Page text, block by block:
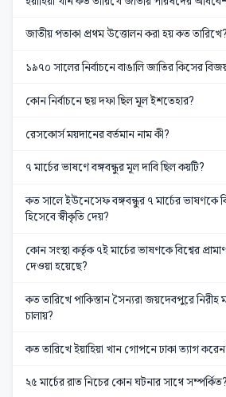
জাতীয় পতাকা প্রথম উত্তোলন করা হয় কত তারিখে?
১৯৭০ সালের নির্বাচনে বাঙালি জাতির কিসের
কোন নির্বাচনে ছয় দফা ছিল মূল ইশতেহার?
রেসকোর্স ময়দানের বর্তমান নাম কী?
৭ মার্চের ভাষণে বঙ্গবন্ধুর মূল দাবি ছিল কয়টি?
কত সালে ইউনেসেফ বঙ্গবন্ধুর ৭ মার্চের ভাষণকে
হিসেবে স্বীকৃতি দেয়?
কোন সংস্থা কর্তৃক ৭ই মার্চের ভাষণকে বিশ্বের
দেওয়া হয়েছে?
কত তারিখে পাকিস্তান সৈন্যরা জয়দেবপুরে নিরীহ
চালায়?
কত তারিখে ইয়াহিয়া খান গোপনে ঢাকা ত্যাগ
২৫ মার্চের রাত নিচের কোন ঘটনার সাথে সম্পর্কিত?